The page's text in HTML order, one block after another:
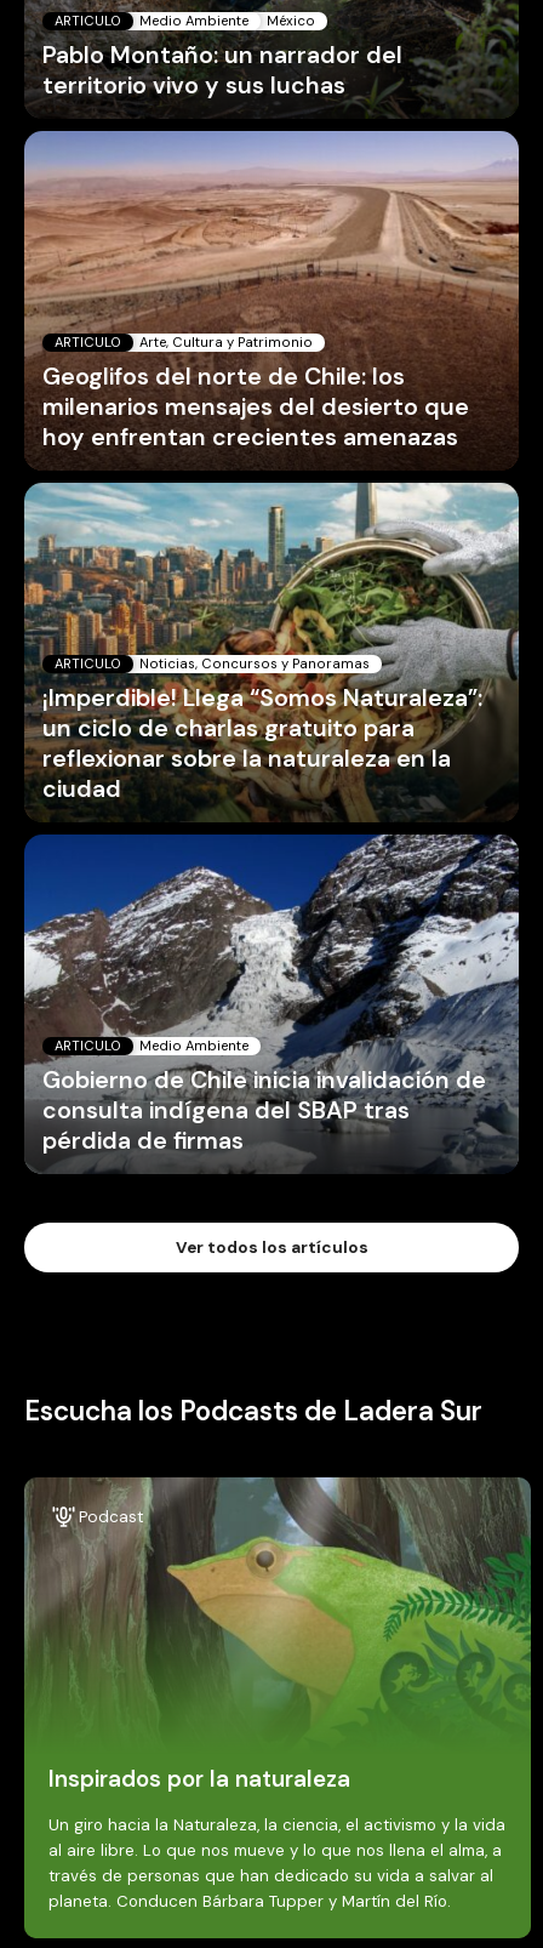
ARTICULO Medio Ambiente México
Pablo Montaño: un narrador del
territorio vivo y sus luchas
ARTICULO Arte, Cultura y Patrimonio
Geoglifos del norte de Chile: los
milenarios mensajes del desierto que
hoy enfrentan crecientes amenazas
ARTICULO Noticias, Concursos y Panoramas
¡Imperdible! Llega “Somos Naturaleza”:
un ciclo de charlas gratuito para
reflexionar sobre la naturaleza en la
ciudad
ARTICULO Medio Ambiente
Gobierno de Chile inicia invalidación de
consulta indígena del SBAP tras
pérdida de firmas
Ver todos los artículos
Escucha los Podcasts de Ladera Sur
Podcast
Inspirados por la naturaleza
Un giro hacia la Naturaleza, la ciencia, el activismo y la vida
al aire libre. Lo que nos mueve y lo que nos llena el alma, a
través de personas que han dedicado su vida a salvar al
planeta. Conducen Bárbara Tupper y Martín del Río.